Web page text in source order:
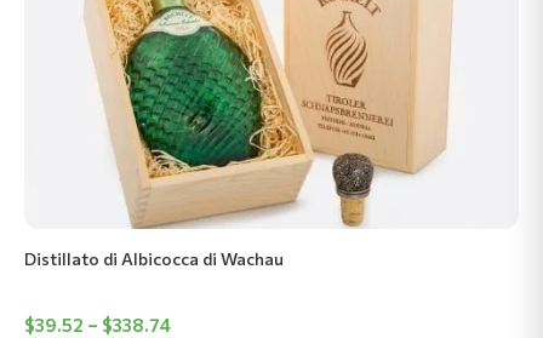
Distillato di Albicocca di Wachau
$39.52 – $338.74Fascia
possono
prodotto